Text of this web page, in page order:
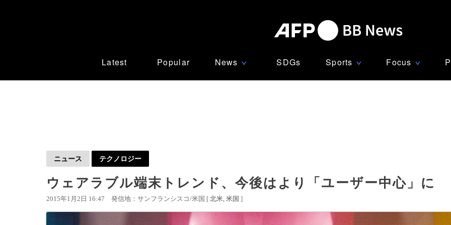
Latest Popular News ∨ SDGs Sports ∨ Focus ∨
ニュース テクノロジー
ウェアラブル端末トレンド、今後はより「ユーザー中心」に
2015年1月2日 16:47 発信地：サンフランシスコ/米国 [ 北米 米国 ]